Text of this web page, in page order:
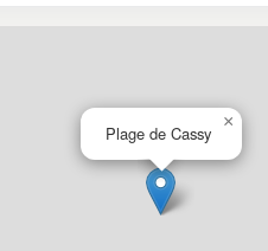
Plage de Cassy
×